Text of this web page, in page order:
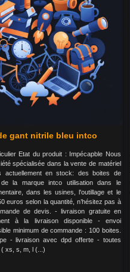
gant nitrile bleu intco
Etat du produit : Impécapble Nous
spécialisée dans la vente de matériel
actuellement en stock: des boites de
la marque intco utilisation dans le
dans les usines, l'outillage et le
euros selon la quantité, n’hésitez pas à
de devis. - livraison gratuite en
à la livraison disponible - envoi
minimum de commande : 100 boites.
- livraison avec dpd offerte - toutes
( xs, s, m, l (...)